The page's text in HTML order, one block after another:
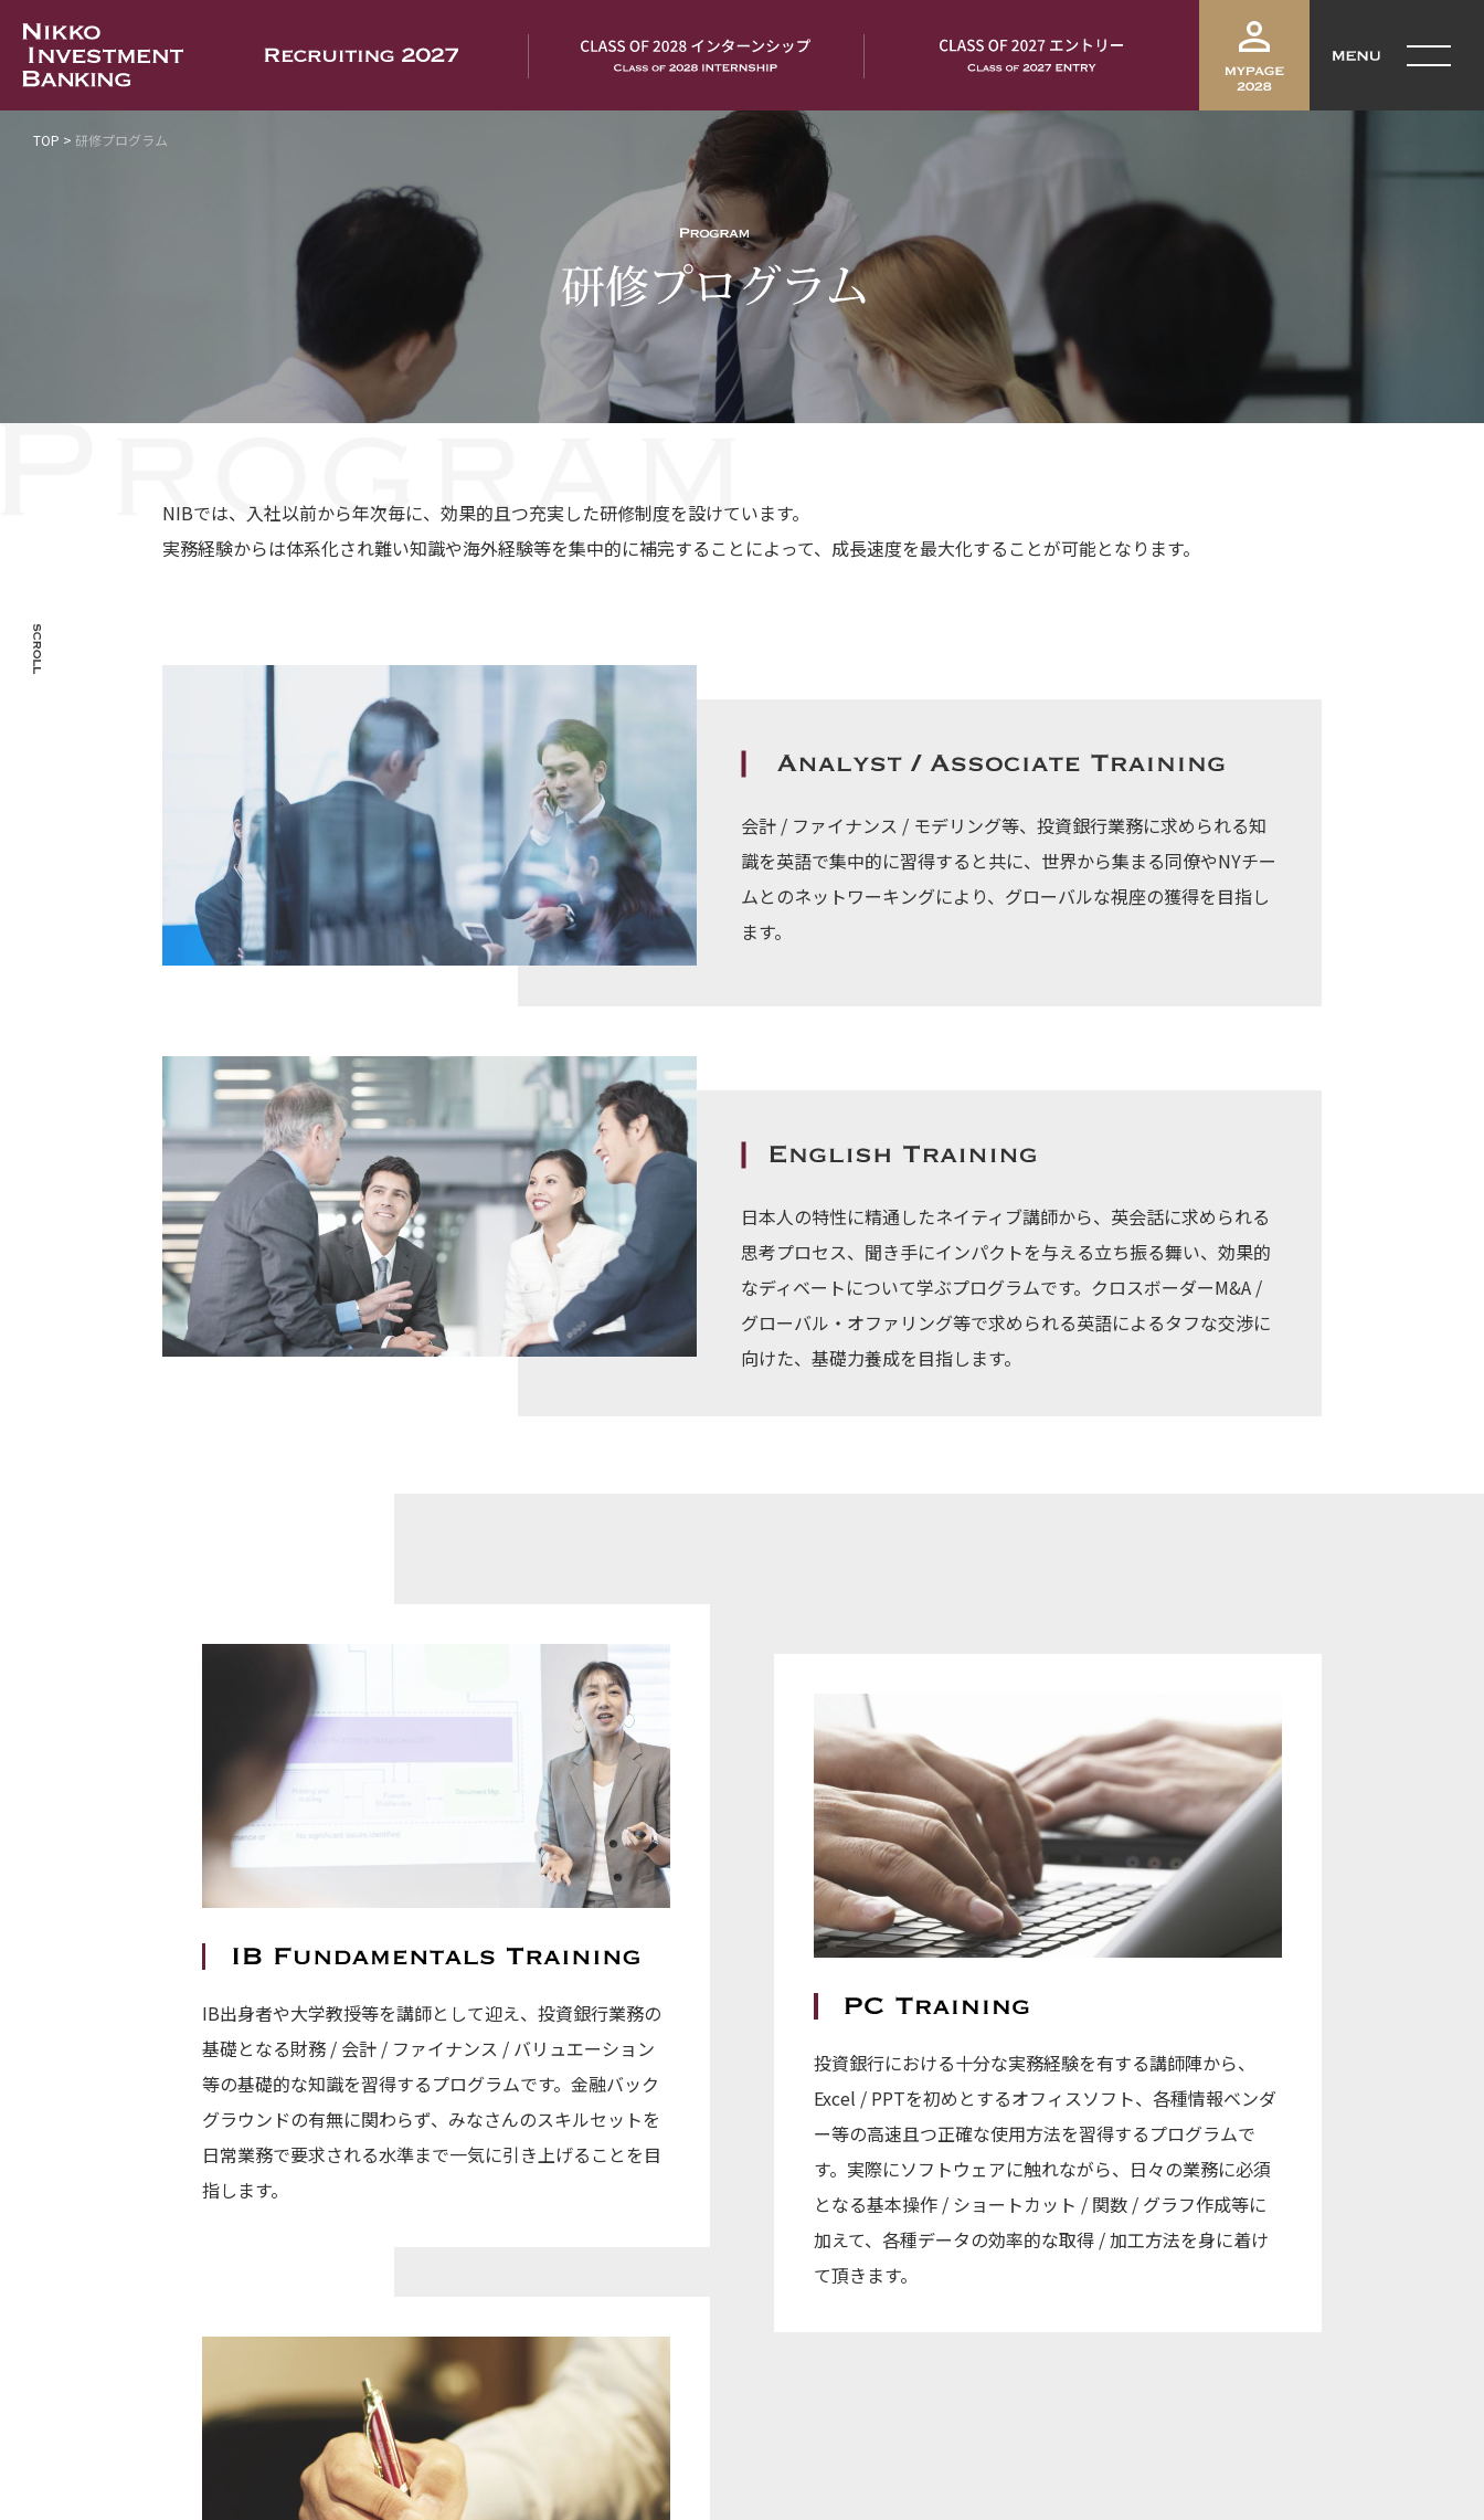
TOP 研修プログラム
NIBでは、入社以前から年次毎に、効果的且つ充実した研修制度を設けています。
実務経験からは体系化され難い知識や海外経験等を集中的に補完することによって、成長速度を最大化することが可能となります。
会計 / ファイナンス / モデリング等、投資銀行業務に求められる知
識を英語で集中的に習得すると共に、世界から集まる同僚やNYチー
ムとのネットワーキングにより、グローバルな視座の獲得を目指し
ます。
日本人の特性に精通したネイティブ講師から、英会話に求められる
思考プロセス、聞き手にインパクトを与える立ち振る舞い、効果的
なディベートについて学ぶプログラムです。クロスボーダーM&A /
グローバル・オファリング等で求められる英語によるタフな交渉に
向けた、基礎力養成を目指します。
IB出身者や大学教授等を講師として迎え、投資銀行業務の
基礎となる財務 / 会計 / ファイナンス / バリュエーション
等の基礎的な知識を習得するプログラムです。金融バック
グラウンドの有無に関わらず、みなさんのスキルセットを
日常業務で要求される水準まで一気に引き上げることを目
指します。
投資銀行における十分な実務経験を有する講師陣から、
Excel / PPTを初めとするオフィスソフト、各種情報ベンダ
ー等の高速且つ正確な使用方法を習得するプログラムで
す。実際にソフトウェアに触れながら、日々の業務に必須
となる基本操作 / ショートカット / 関数 / グラフ作成等に
加えて、各種データの効率的な取得 / 加工方法を身に着け
て頂きます。